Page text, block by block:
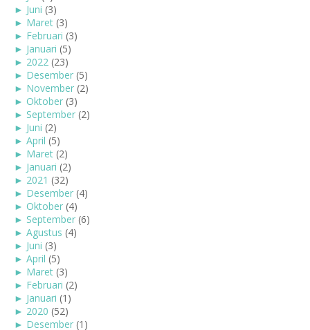
► Juni (3)
► Maret (3)
► Februari (3)
► Januari (5)
► 2022 (23)
► Desember (5)
► November (2)
► Oktober (3)
► September (2)
► Juni (2)
► April (5)
► Maret (2)
► Januari (2)
► 2021 (32)
► Desember (4)
► Oktober (4)
► September (6)
► Agustus (4)
► Juni (3)
► April (5)
► Maret (3)
► Februari (2)
► Januari (1)
► 2020 (52)
► Desember (1)